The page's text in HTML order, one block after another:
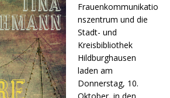
Frauenkommunikatio
nszentrum und die
Stadt- und
Kreisbibliothek
Hildburghausen
laden am
Donnerstag, 10.